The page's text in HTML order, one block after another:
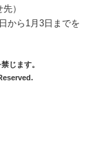
）
から1月3日までを
じます。